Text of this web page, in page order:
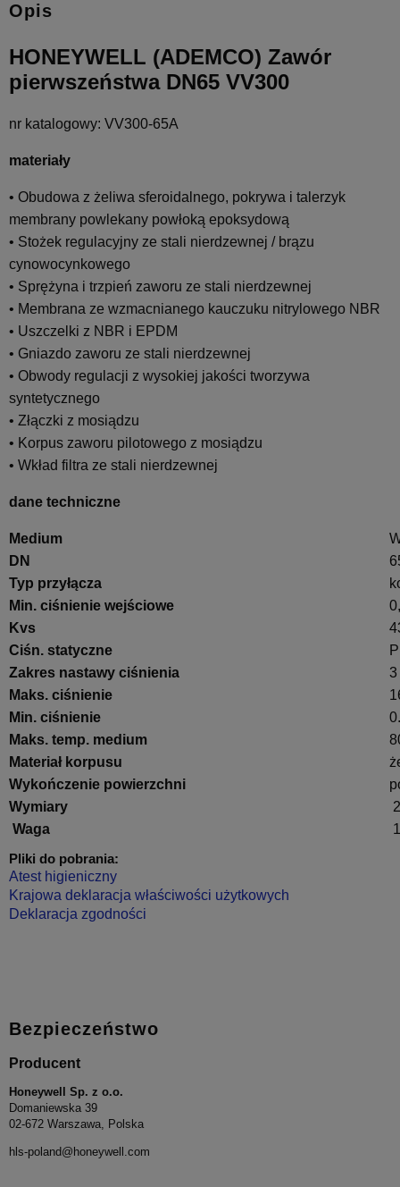
Opis
HONEYWELL (ADEMCO) Zawór
pierwszeństwa DN65 VV300
nr katalogowy: VV300-65A
materiały
• Obudowa z żeliwa sferoidalnego, pokrywa i talerzyk
membrany powlekany powłoką epoksydową
• Stożek regulacyjny ze stali nierdzewnej / brązu
cynowocynkowego
• Sprężyna i trzpień zaworu ze stali nierdzewnej
• Membrana ze wzmacnianego kauczuku nitrylowego NBR
• Uszczelki z NBR i EPDM
• Gniazdo zaworu ze stali nierdzewnej
• Obwody regulacji z wysokiej jakości tworzywa
syntetycznego
• Złączki z mosiądzu
• Korpus zaworu pilotowego z mosiądzu
• Wkład filtra ze stali nierdzewnej
dane techniczne
Medium
DN
Typ przyłącza
Min. ciśnienie wejściowe
Kvs
Ciśn. statyczne
Zakres nastawy ciśnienia
3
Maks. ciśnienie
Min. ciśnienie
Maks. temp. medium
Materiał korpusu
Wykończenie powierzchni
Wymiary
Waga
Pliki do pobrania:
Atest higieniczny
Krajowa deklaracja właściwości użytkowych
Deklaracja zgodności
Bezpieczeństwo
Producent
Honeywell Sp. z o.o.
Domaniewska 39
02-672 Warszawa, Polska
hls-poland@honeywell.com